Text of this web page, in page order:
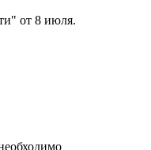
от 8 июля.